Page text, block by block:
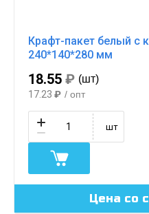
Крафт-пакет белый с
240*140*280 мм
18.55 ₽ (шт)
17.23 ₽ / опт
шт
Цена со